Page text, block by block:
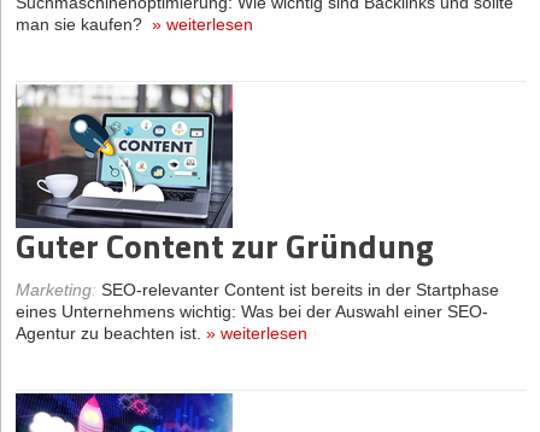
man sie kaufen? » weiterlesen
Guter Content zur Gründung
Marketing: SEO-relevanter Content ist bereits in der Startphase
eines Unternehmens wichtig: Was bei der Auswahl einer SEO-
Agentur zu beachten ist. » weiterlesen